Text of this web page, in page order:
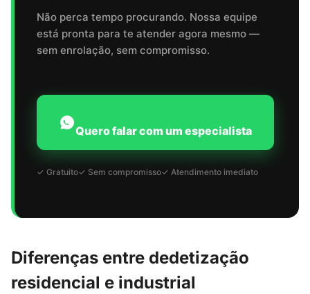
Não perca tempo procurando. Nossa equipe
está pronta para te atender agora mesmo —
sem enrolação, sem compromisso.
Quero falar com um especialista
✓ Gratuito✓ Sem compromisso✓ Atendimento imediato
Diferenças entre dedetização
residencial e industrial